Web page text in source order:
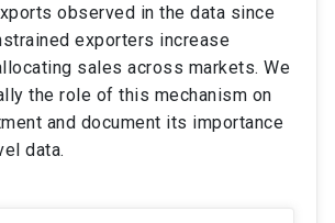
observed in the data since
exporters increase
sales across markets. We
the role of this mechanism on
and document its importance
data.